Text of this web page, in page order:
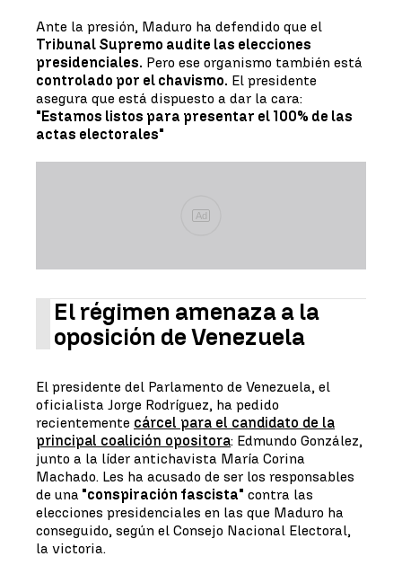
Ante la presión, Maduro ha defendido que el
Tribunal Supremo audite las elecciones
presidenciales. Pero ese organismo también está
controlado por el chavismo. El presidente
asegura que está dispuesto a dar la cara:
"Estamos listos para presentar el 100% de las
actas electorales"
Ad
El régimen amenaza a la
oposición de Venezuela
El presidente del Parlamento de Venezuela, el
oficialista Jorge Rodríguez, ha pedido
recientemente cárcel para el candidato de la
principal coalición opositora: Edmundo González,
junto a la líder antichavista María Corina
Machado. Les ha acusado de ser los responsables
de una "conspiración fascista" contra las
elecciones presidenciales en las que Maduro ha
conseguido, según el Consejo Nacional Electoral,
la victoria.